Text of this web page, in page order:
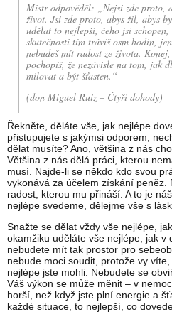
Mistr odpověděl: „Nejsi zde proto,
život. Jsi zde proto, abys žil, abys
udělat to nejlepší, čeho jsi
skutečnosti tím trávíš osm hodin,
nebudeš mít radost ze života.
pochopíš, že nezávisle na tom, jak
milovat a být šťasten.“
(don Miguel Ruiz – Čtyři dohody)
Řekněte, děláte vše, jak nejlépe
přistupujete s jakýmsi odporem,
dělat musíte? Ano, většina z nás
Většina z nás dělá práci, kterou
musí. Najde-li se někdo kdo svou
vykonává za účelem získání peněz.
radost, kterou mu přináší. A to je
nejlépe svedeme, dělejme vše s
Snažte se dělat vždy vše nejlépe,
okamžiku uděláte vše nejlépe, jak v
nebudete mít tak prostor pro
nebude moci soudit, protože vy
nejlépe jste mohli. Nebudete se
Váš výkon se může měnit – v
horší, než když jste plní energie a
každé situace, to nejlepší, co